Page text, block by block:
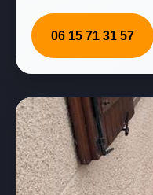
06 15 71 31 57